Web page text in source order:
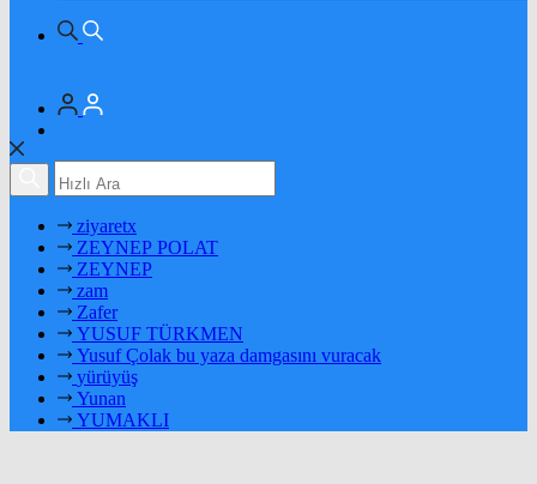
ziyaretx
ZEYNEP POLAT
ZEYNEP
zam
Zafer
YUSUF TÜRKMEN
Yusuf Çolak bu yaza damgasını vuracak
yürüyüş
Yunan
YUMAKLI